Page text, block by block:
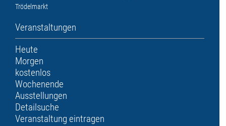
Trödelmarkt
Veranstaltungen
Heute
Morgen
kostenlos
Wochenende
Ausstellungen
Detailsuche
Veranstaltung eintragen